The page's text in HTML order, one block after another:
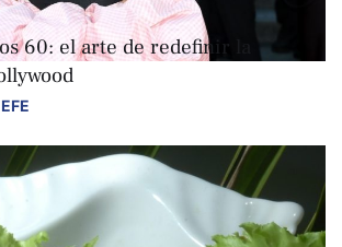
60: el arte de redefinir la
EFE